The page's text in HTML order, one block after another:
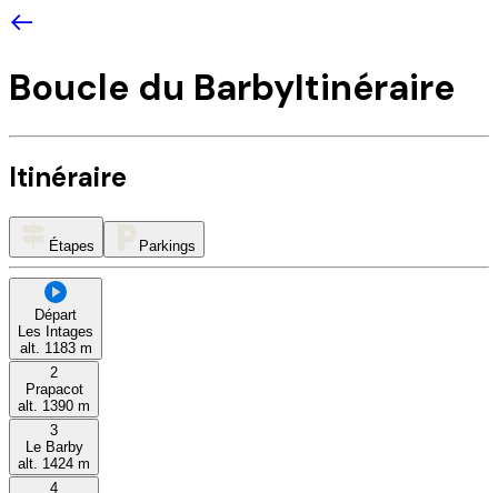
Boucle du BarbyItinéraire
Itinéraire
Étapes Parkings
Départ
Les Intages
alt. 1183m
2
Prapacot
alt. 1390 m
3
Le Barby
alt. 1424 m
4